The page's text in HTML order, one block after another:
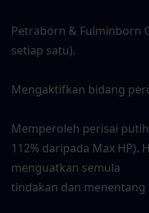
Petraborn & Fulminborn
setiap satu).
Mengaktifkan bidang
Memperoleh perisai
112% daripada Max HP).
menguatkan semula
tindakan dan